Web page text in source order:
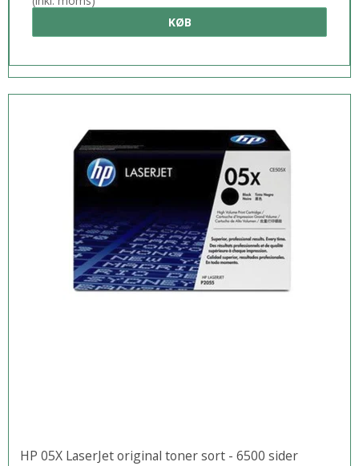
KØB
HP 05X LaserJet original toner sort - 6500 sider